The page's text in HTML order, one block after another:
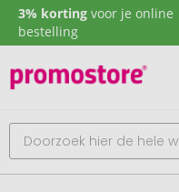
3% korting voor je online
bestelling